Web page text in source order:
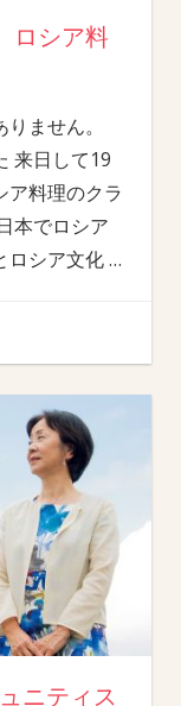
ロシア料
ません。
来日して19
ア料理のクラ
本でロシア
ロシア文化…
ニティス